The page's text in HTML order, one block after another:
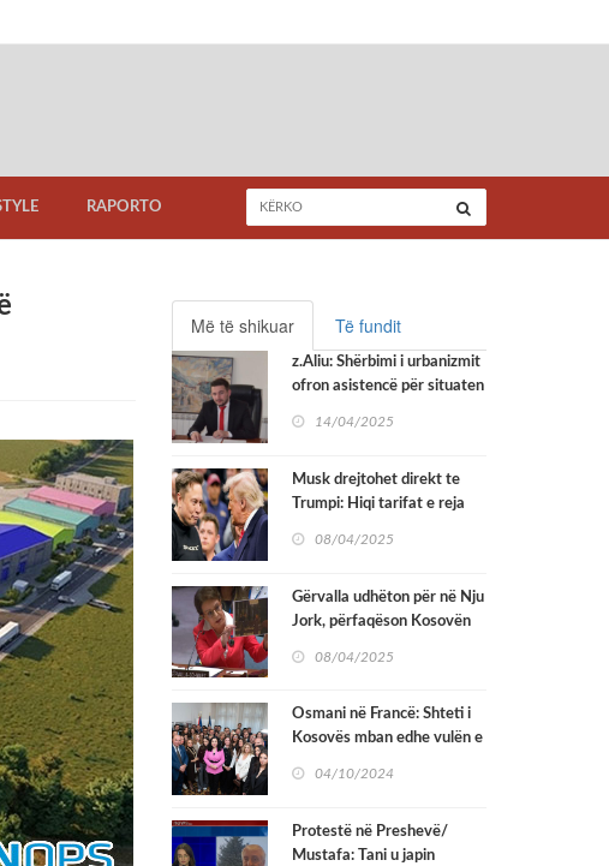
RAPORTO
Më të shikuar Të fundit
z.Aliu: Shërbimi i urbanizmit
ofron asistencë për situaten
14/04/2025
Musk drejtohet direkt te
Trumpi: Hiqi tarifat e reja
08/04/2025
Gërvalla udhëton për në Nju
Jork, përfaqëson Kosovën
08/04/2025
Osmani në Francë: Shteti i
Kosovës mban edhe vulën e
04/10/2024
Protestë në Preshevë/
Mustafa: Tani u japin